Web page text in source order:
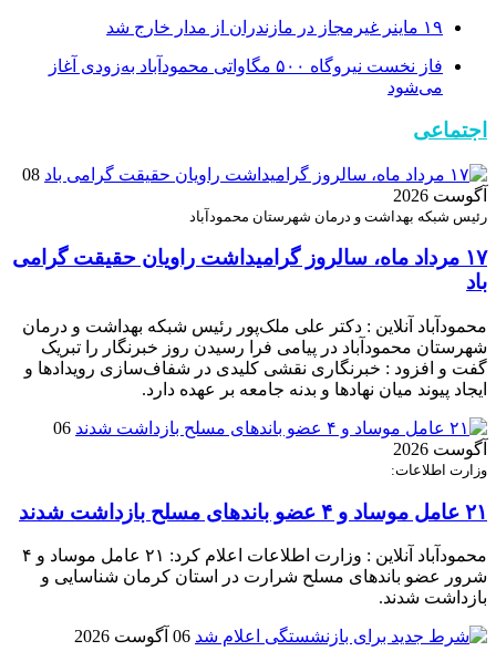
۱۹ ماینر غیرمجاز در مازندران از مدار خارج شد
فاز نخست نیروگاه ۵۰۰ مگاواتی محمودآباد به‌زودی آغاز
می‌شود
اجتماعی
08
آگوست 2026
رئیس شبکه بهداشت و درمان شهرستان محمودآباد
۱۷ مرداد ماه، سالروز گرامیداشت راویان حقیقت گرامی
باد
محمودآباد آنلاین : دکتر علی ملک‌پور رئیس شبکه بهداشت و درمان
شهرستان محمودآباد در پیامی فرا رسیدن روز خبرنگار را تبریک
گفت و افزود : خبرنگاری نقشی کلیدی در شفاف‌سازی رویدادها و
ایجاد پیوند میان نهادها و بدنه جامعه بر عهده دارد.
06
آگوست 2026
وزارت اطلاعات:
۲۱ عامل موساد و ۴ عضو باند‌های مسلح بازداشت شدند
محمودآباد آنلاین : وزارت اطلاعات اعلام کرد: ۲۱ عامل موساد و ۴
شرور عضو باند‌های مسلح شرارت در استان کرمان شناسایی و
بازداشت شدند.
06 آگوست 2026